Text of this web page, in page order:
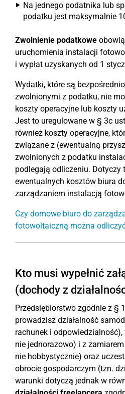
Na jednego podatnika lub
podatku jest maksymalnie
Zwolnienie podatkowe
uruchomienia instalacji
i wypłat uzyskanych od 1
Wydatki, które są
zwolnionymi z podatku, nie
koszty operacyjne lub koszty
Jest to uregulowane w § 3c
również koszty operacyjne,
związane z (ewentualną
zwolnionych z podatku
podlegają odliczeniu. Dotyczy
ewentualnych kosztów biura
zarządzaniem instalacją
Czy domowe biuro do
fotowoltaiczną można
Kto musi wypełnić
(dochody z
Przedsiębiorstwo zgodnie z §
prowadzisz działalność
rachunek i odpowiedzialność),
nie jednorazowo) i z
nie hobbystycznie) oraz
obrocie gospodarczym (tzn.
warunki dotyczą jednak w